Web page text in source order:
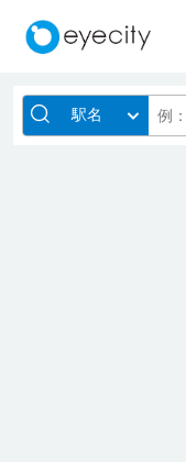
駅名